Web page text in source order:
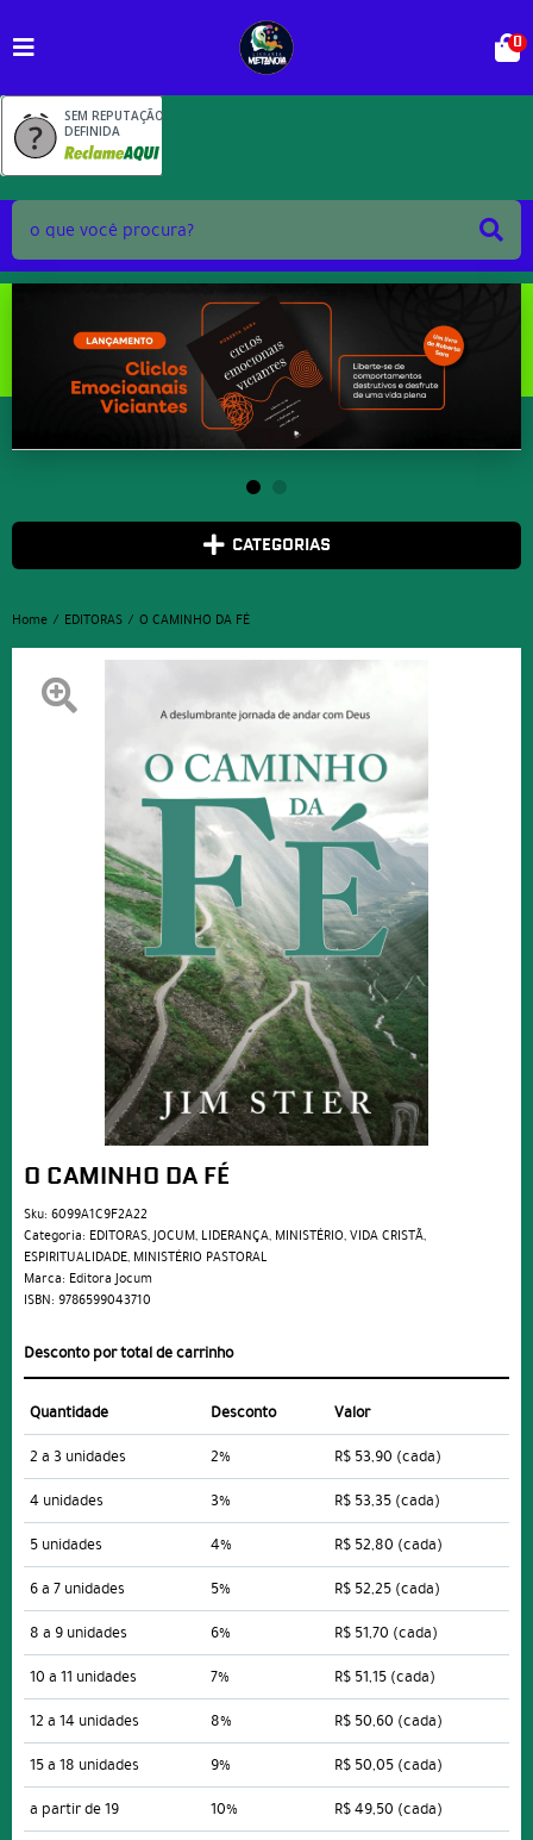
SEM REPUTAÇÃO
DEFINIDA
0
CATEGORIAS
Home EDITORAS O CAMINHO DA FÉ
O CAMINHO DA FÉ
Sku: 6099A1C9F2A22
Categoria: EDITORAS,JOCUM, LIDERANÇA, MINISTÉRIO,VIDA CRISTÃ,
ESPIRITUALIDADE, MINISTÉRIO PASTORAL
Marca: Editora Jocum
ISBN: 9786599043710
Desconto por total de carrinho
Quantidade Desconto
Valor
2 a 3 unidades
2% R$ 53,90 (cada)
4 unidades
3% R$ 53,35 (cada)
5 unidades
4% R$ 52,80 (cada)
6 a 7 unidades
5% R$ 52,25 (cada)
8 a 9 unidades
6% R$ 51,70 (cada)
10 a 11 unidades
7% R$ 51,15 (cada)
12 a 14 unidades
8% R$ 50,60 (cada)
15 a 18 unidades
9% R$ 50,05 (cada)
a partir de 19
10% R$ 49,50 (cada)